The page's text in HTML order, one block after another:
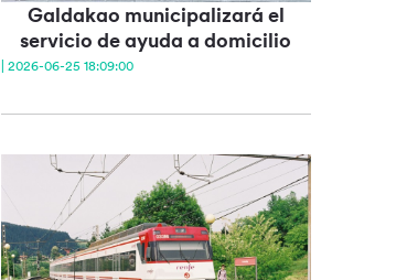
Galdakao municipalizará el
servicio de ayuda a domicilio
| 2026-06-25 18:09:00